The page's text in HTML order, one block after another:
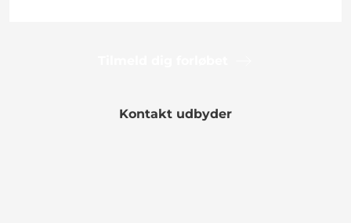
Kontakt udbyder